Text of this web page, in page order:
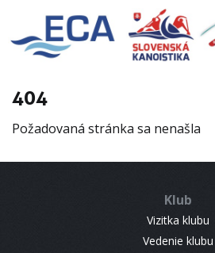
404
Požadovaná stránka sa nenašla
Klub
Vizitka klubu
Vedenie klubu
EURO 19
INFO
RESULTS
CONTACT